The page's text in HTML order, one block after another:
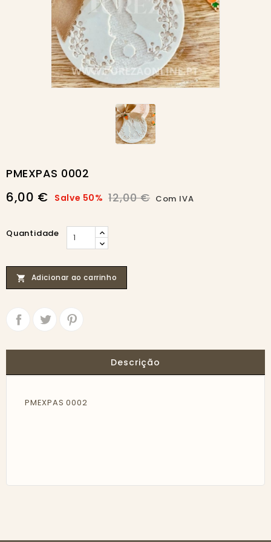
-50%
PMEXPAS 0002
6,00 € Salve 50% 12,00 € Com IVA
Quantidade
 Adicionar ao carrinho
Descrição
PMEXPAS 0002